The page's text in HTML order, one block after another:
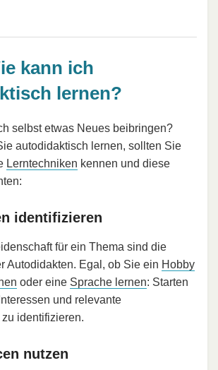
kann ich
lernen?
selbst etwas Neues beibringen?
autodidaktisch lernen, sollten Sie
Lerntechniken kennen und diese
identifizieren
für ein Thema sind die
Autodidakten. Egal, ob Sie ein Hobby
oder eine Sprache lernen: Starten
und relevante
identifizieren.
nutzen